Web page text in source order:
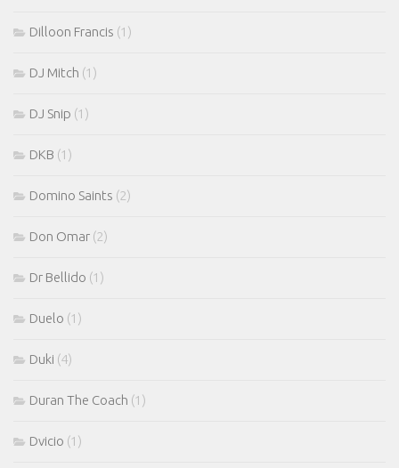
Dilloon Francis (1)
DJ Mitch (1)
DJ Snip (1)
DKB (1)
Domino Saints (2)
Don Omar (2)
Dr Bellido (1)
Duelo (1)
Duki (4)
Duran The Coach (1)
Dvicio (1)